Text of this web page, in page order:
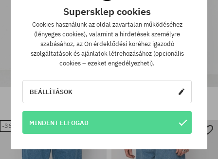
Elérhető méretek:
OBEY Big Timer Utility Denim
49390 Ft31060 Ft
Kisnadrág OBEY Oliver Denim
49390 Ft31060 Ft
-36%
Supersklep cookies
Cookies használunk az oldal zavartalan működéséhez
(lényeges cookies), valamint a hirdetések személyre
szabásához, az Ön érdeklődési köréhez igazodó
szolgáltatások és ajánlatok létrehozásához (opcionális
cookies – ezeket engedélyezheti).
BEÁLLÍTÁSOK
MINDENT ELFOGAD